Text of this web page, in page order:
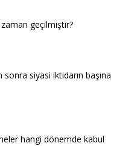
geçilmiştir?
siyasi iktidarın başına
hangi dönemde kabul